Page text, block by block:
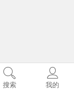
搜索 我的